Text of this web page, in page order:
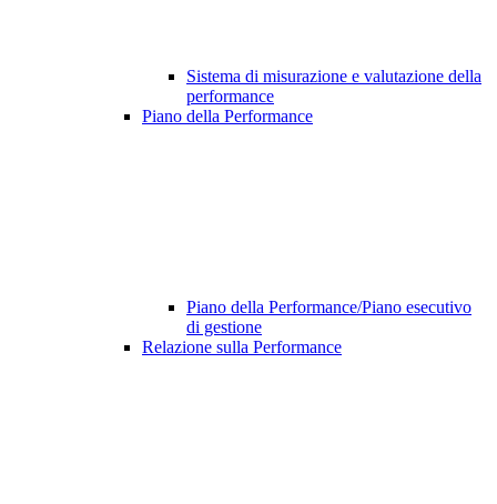
Sistema di misurazione e valutazione della
performance
Piano della Performance
Piano della Performance/Piano esecutivo
di gestione
Relazione sulla Performance